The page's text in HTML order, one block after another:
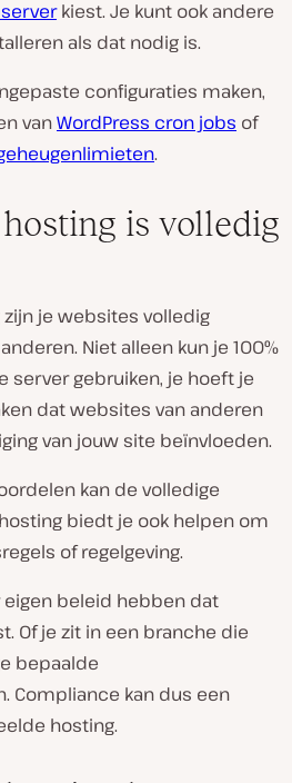
kiest. Je kunt ook andere
als dat nodig is.
configuraties maken,
vanWordPress cron jobs of
.
is volledig
je websites volledig
Niet alleen kun je 100%
server gebruiken, je hoeft je
dat websites van anderen
van jouw site beïnvloeden.
kan de volledige
biedt je ook helpen om
of regelgeving.
eigen beleid hebben dat
Of je zit in een branche die
bepaalde
Compliance kan dus een
hosting.